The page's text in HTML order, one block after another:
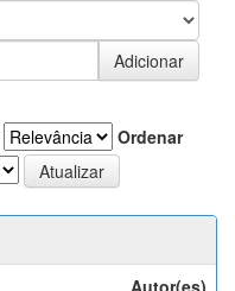
Ordenar
Autor(es)